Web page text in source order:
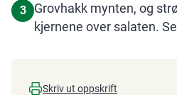
3
Grovhakk mynten, og
kjernene over salaten.
Skriv ut oppskrift